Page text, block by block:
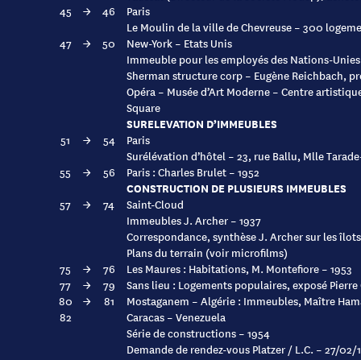
45
→ 46
Paris
Le Moulin de la ville de Chevreuse – 300
47
→ 50
New-York – Etats Unis
Immeuble pour les employés des Nations-
Sherman structure corp – Eugène Reichbach,
Opéra – Musée d’Art Moderne – Centre
Square
SURELEVATION D’IMMEUBLES
51 → 54
Paris
Surélévation d’hôtel – 23, rue Ballu, Mlle
55
→ 56 Paris : Charles Brulet – 1952
CONSTRUCTION DE PLUSIEURS IMMEUBLES
57 → 74
Saint-Cloud
Immeubles J. Archer – 1937
Correspondance, synthèse J. Archer sur les
Plans du terrain (voir microfilms)
75
→ 76
Les Maures : Habitations, M. Montefiore – 1953
77
→ 79
Sans lieu : Logements populaires, exposé
80
→ 81
Mostaganem – Algérie : Immeubles, Maître
82
Caracas – Venezuela
Série de constructions – 1954
Demande de rendez-vous Platzer / L.C. – 27/02/